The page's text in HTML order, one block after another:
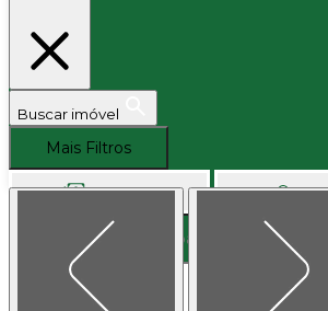
Buscar imóvel
Mais Filtros
Buscar